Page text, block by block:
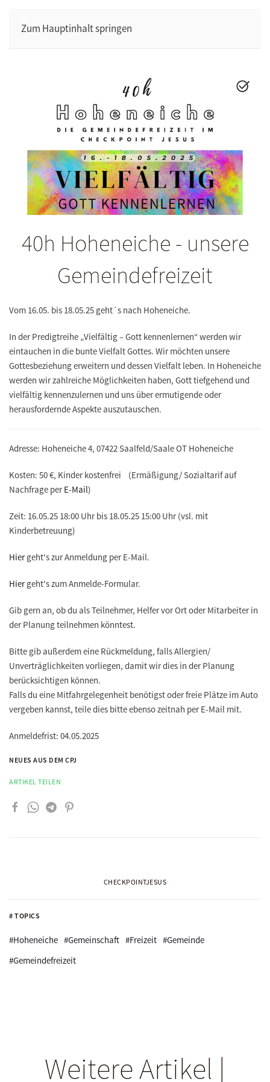
Zum Hauptinhalt springen
# TOPICS
#Hoheneiche #Gemeinschaft #Freizeit #Gemeinde
#Gemeindefreizeit
40h Hoheneiche - unsere
Gemeindefreizeit
Vom 16.05. bis 18.05.25 geht´s nach Hoheneiche.
In der Predigtreihe „Vielfältig – Gott kennenlernen“werden wir
eintauchen in die bunte Vielfalt Gottes. Wir möchten unsere
Gottesbeziehung erweitern und dessen Vielfalt leben. In Hoheneiche
werden wir zahlreiche Möglichkeiten haben, Gott tiefgehend und
vielfältig kennenzulernen und uns über ermutigende oder
herausfordernde Aspekte auszutauschen.
Adresse: Hoheneiche 4, 07422 Saalfeld/Saale OT Hoheneiche
Kosten: 50 €, Kinder kostenfrei (Ermäßigung/ Sozialtarif auf
Nachfrage perE-Mail)
Zeit: 16.05.25 18:00 Uhr bis 18.05.25 15:00 Uhr (vsl. mit
Kinderbetreuung)
Hiergeht's zur Anmeldung per E-Mail.
Hiergeht's zum Anmelde-Formular.
Gib gern an, ob du als Teilnehmer, Helfer vor Ort oder Mitarbeiter in
der Planung teilnehmen könntest.
Bitte gib außerdem eine Rückmeldung, falls Allergien/
Unverträglichkeiten vorliegen, damit wir dies in der Planung
berücksichtigen können.
Falls du eine Mitfahrgelegenheit benötigst oder freie Plätze im Auto
vergeben kannst, teile dies bitte ebenso zeitnah per E-Mail mit.
Anmeldefrist: 04.05.2025
NEUES AUS DEM CPJ
ARTIKEL TEILEN
CHECKPOINTJESUS
Weitere Artikel |